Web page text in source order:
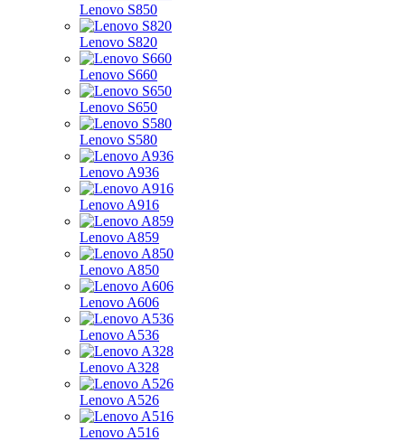
Lenovo S850
Lenovo S820
Lenovo S660
Lenovo S650
Lenovo S580
Lenovo A936
Lenovo A916
Lenovo A859
Lenovo A850
Lenovo A606
Lenovo A536
Lenovo A328
Lenovo A526
Lenovo A516